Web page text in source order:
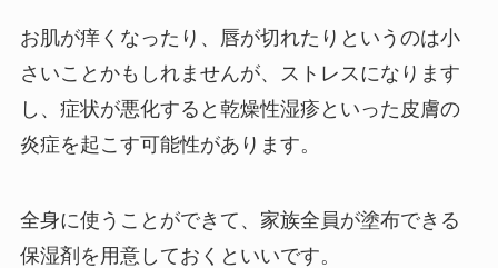
お肌が痒くなったり、唇が切れたりというのは小
さいことかもしれませんが、ストレスになります
し、症状が悪化すると乾燥性湿疹といった皮膚の
炎症を起こす可能性があります。
全身に使うことができて、家族全員が塗布できる
保湿剤を用意しておくといいです。